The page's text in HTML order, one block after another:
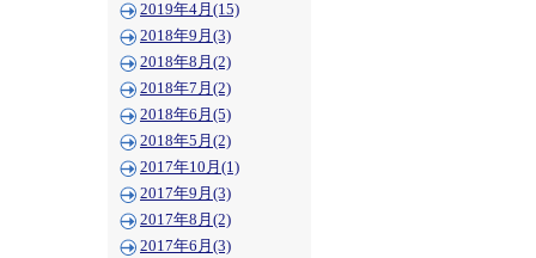
2019年4月(15)
2018年9月(3)
2018年8月(2)
2018年7月(2)
2018年6月(5)
2018年5月(2)
2017年10月(1)
2017年9月(3)
2017年8月(2)
2017年6月(3)